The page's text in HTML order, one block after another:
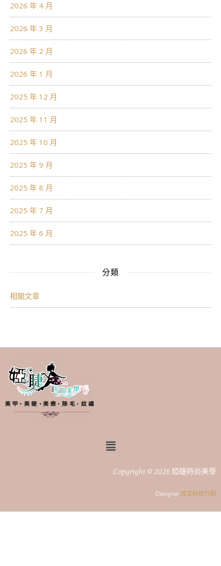
2026 年 4 月
2026 年 3 月
2026 年 2 月
2026 年 1 月
2025 年 12 月
2025 年 11 月
2025 年 10 月
2025 年 9 月
2025 年 8 月
2025 年 7 月
2025 年 6 月
分類
相關文章
Copyright © 2026 婭睫時尚美學
Designer 成言科技行銷